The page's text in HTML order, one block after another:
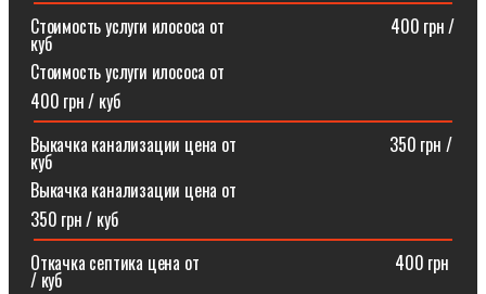
Стоимость услуги илососа от⠀⠀⠀⠀⠀⠀⠀⠀⠀⠀⠀⠀⠀400 грн /
куб
Стоимость услуги илососа от
400 грн / куб
Выкачка канализации цена от⠀⠀⠀⠀⠀⠀⠀⠀⠀⠀⠀⠀350 грн /
куб
Выкачка канализации цена от
350 грн / куб
Откачка септика цена от ⠀⠀⠀⠀⠀⠀⠀⠀⠀⠀⠀⠀⠀⠀⠀400 грн
/ куб